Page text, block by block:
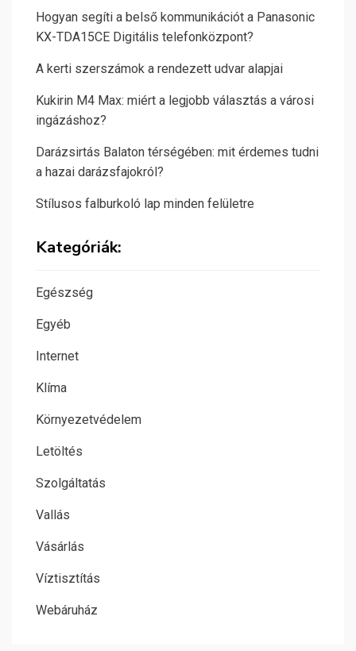
Hogyan segíti a belső kommunikációt a Panasonic
KX-TDA15CE Digitális telefonközpont?
A kerti szerszámok a rendezett udvar alapjai
Kukirin M4 Max: miért a legjobb választás a városi
ingázáshoz?
Darázsirtás Balaton térségében: mit érdemes tudni
a hazai darázsfajokról?
Stílusos falburkoló lap minden felületre
Kategóriák:
Egészség
Egyéb
Internet
Klíma
Környezetvédelem
Letöltés
Szolgáltatás
Vallás
Vásárlás
Víztisztítás
Webáruház